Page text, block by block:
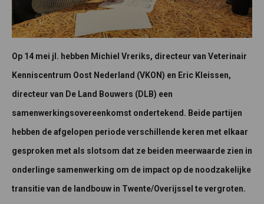
Op 14 mei jl. hebben Michiel Vreriks, directeur van Veterinair
Kenniscentrum Oost Nederland (VKON) en Eric Kleissen,
directeur van De Land Bouwers (DLB) een
samenwerkingsovereenkomst ondertekend. Beide partijen
hebben de afgelopen periode verschillende keren met elkaar
gesproken met als slotsom dat ze beiden meerwaarde zien in
onderlinge samenwerking om de impact op de noodzakelijke
transitie van de landbouw in Twente/Overijssel te vergroten.